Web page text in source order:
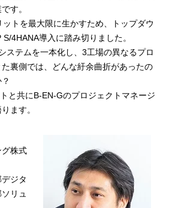
す。
トを最大限に生かすため、トップダウ
4HANA導入に踏み切りました。
ステムを一本化し、3工場の異なるプロ
裏側では、どんな紆余曲折があったの
と共にB-EN-Gのプロジェクトマネージ
ます。
グ株式
ジタ
リュ